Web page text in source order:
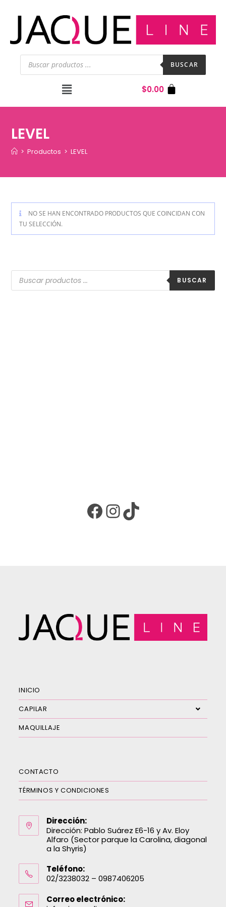
BUSCAR
$0.00
LEVEL
> Productos > LEVEL
NO SE HAN ENCONTRADO PRODUCTOS QUE COINCIDAN CON
TU SELECCIÓN.
BUSCAR
INICIO
CAPILAR
MAQUILLAJE
CONTACTO
TÉRMINOS Y CONDICIONES
Dirección:
Dirección: Pablo Suárez E6-16 y Av. Eloy
Alfaro (Sector parque la Carolina, diagonal
a la Shyris)
Teléfono:
02/3238032 – 0987406205
Correo electrónico: